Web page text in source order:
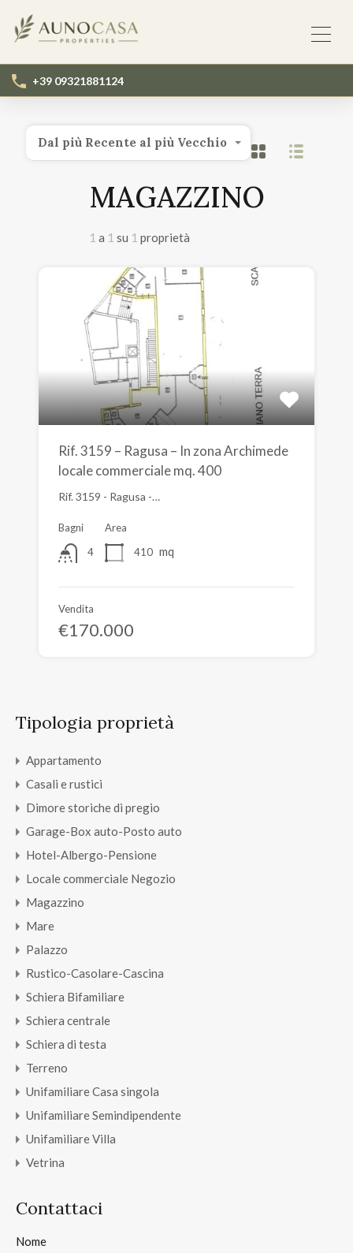
+39 09321881124
MAGAZZINO
1 a 1 su 1 proprietà
Dal più Recente al più Vecchio
Rif. 3159 – Ragusa – In zona Archimede
locale commerciale mq. 400
Rif. 3159 - Ragusa -…
Bagni
4
Area
410 mq
Vendita
€170.000
Tipologia proprietà
Appartamento
Casali e rustici
Dimore storiche di pregio
Garage-Box auto-Posto auto
Hotel-Albergo-Pensione
Locale commerciale Negozio
Magazzino
Mare
Palazzo
Rustico-Casolare-Cascina
Schiera Bifamiliare
Schiera centrale
Schiera di testa
Terreno
Unifamiliare Casa singola
Unifamiliare Semindipendente
Unifamiliare Villa
Vetrina
Contattaci
Nome